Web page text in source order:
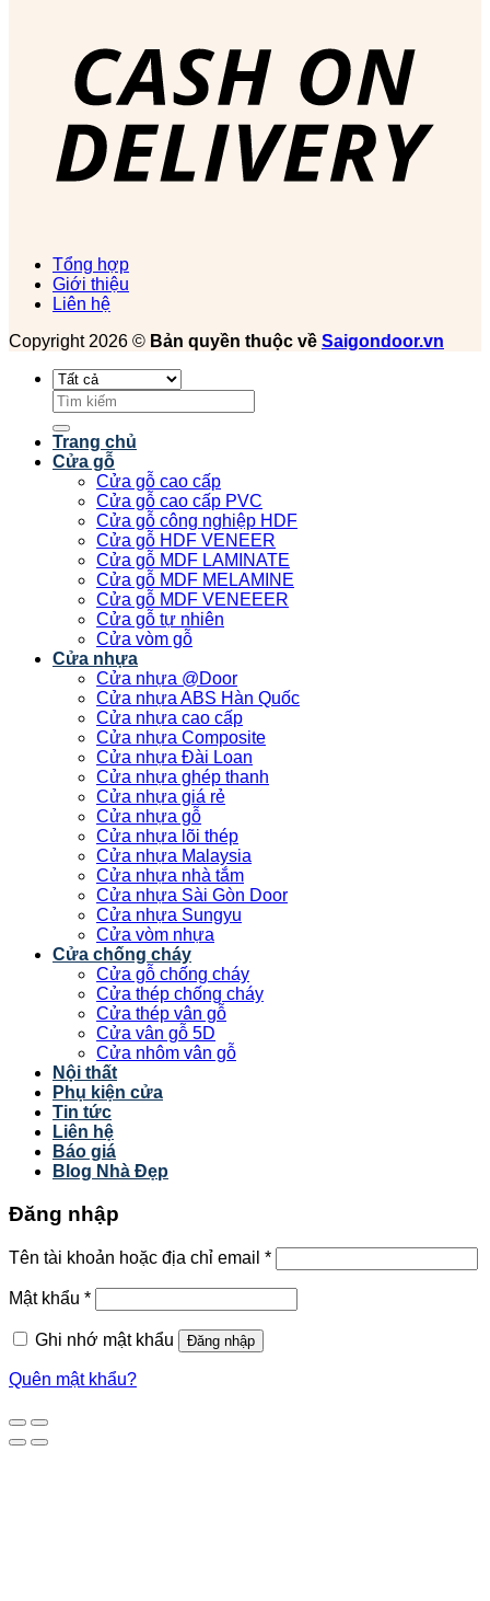
Tổng hợp
Giới thiệu
Liên hệ
Copyright 2026 © Bản quyền thuộc về Saigondoor.vn
Tìm
kiếm:
Trang chủ
Cửa gỗ
Cửa gỗ cao cấp
Cửa gỗ cao cấp PVC
Cửa gỗ công nghiệp HDF
Cửa gỗ HDF VENEER
Cửa gỗ MDF LAMINATE
Cửa gỗ MDF MELAMINE
Cửa gỗ MDF VENEEER
Cửa gỗ tự nhiên
Cửa vòm gỗ
Cửa nhựa
Cửa nhựa @Door
Cửa nhựa ABS Hàn Quốc
Cửa nhựa cao cấp
Cửa nhựa Composite
Cửa nhựa Đài Loan
Cửa nhựa ghép thanh
Cửa nhựa giá rẻ
Cửa nhựa gỗ
Cửa nhựa lõi thép
Cửa nhựa Malaysia
Cửa nhựa nhà tắm
Cửa nhựa Sài Gòn Door
Cửa nhựa Sungyu
Cửa vòm nhựa
Cửa chống cháy
Cửa gỗ chống cháy
Cửa thép chống cháy
Cửa thép vân gỗ
Cửa vân gỗ 5D
Cửa nhôm vân gỗ
Nội thất
Phụ kiện cửa
Tin tức
Liên hệ
Báo giá
Blog Nhà Đẹp
Đăng nhập
Tên tài khoản hoặc địa chỉ email *
Mật khẩu *
Ghi nhớ mật khẩu Đăng nhập
Quên mật khẩu?